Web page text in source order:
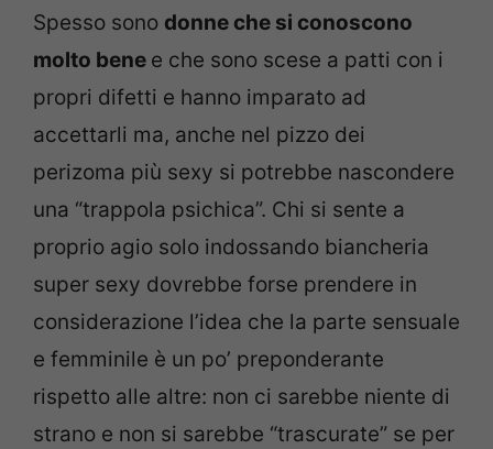
Spesso sono donne che si conoscono
molto bene e che sono scese a patti con i
propri difetti e hanno imparato ad
accettarli ma, anche nel pizzo dei
perizoma più sexy si potrebbe nascondere
una “trappola psichica”. Chi si sente a
proprio agio solo indossando biancheria
super sexy dovrebbe forse prendere in
considerazione l’idea che la parte sensuale
e femminile è un po’ preponderante
rispetto alle altre: non ci sarebbe niente di
strano e non si sarebbe “trascurate” se per